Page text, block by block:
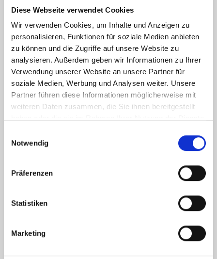
Diese Webseite verwendet Cookies
Wir verwenden Cookies, um Inhalte und Anzeigen zu
personalisieren, Funktionen für soziale Medien anbieten
zu können und die Zugriffe auf unsere Website zu
analysieren. Außerdem geben wir Informationen zu Ihrer
Verwendung unserer Website an unsere Partner für
soziale Medien, Werbung und Analysen weiter. Unsere
Partner führen diese Informationen möglicherweise mit
weiteren Daten zusammen, die Sie ihnen bereitgestellt
Notwendig
Präferenzen
Statistiken
Marketing
Ich habe die
zur Kenntnis genommen. Ich stimme
* Pflichtfelder